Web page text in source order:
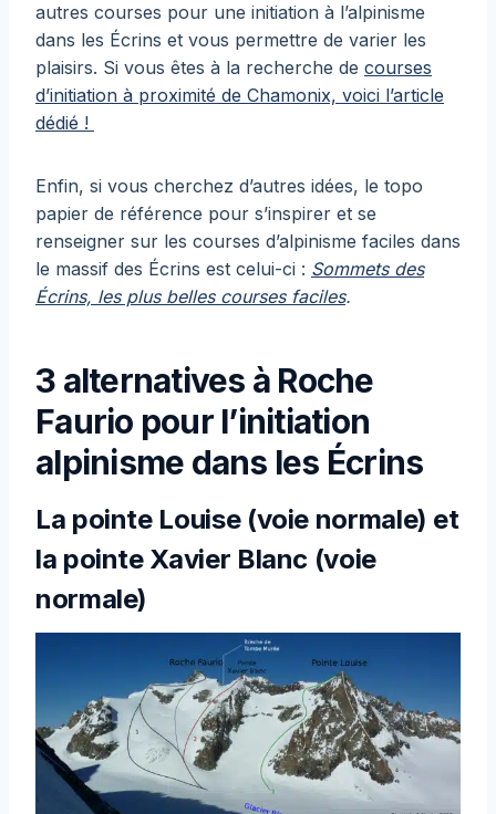
autres courses pour une initiation à l’alpinisme
dans les Écrins et vous permettre de varier les
plaisirs. Si vous êtes à la recherche de courses
d’initiation à proximité de Chamonix, voici l’article
dédié !
Enfin, si vous cherchez d’autres idées, le topo
papier de référence pour s’inspirer et se
renseigner sur les courses d’alpinisme faciles dans
le massif des Écrins est celui-ci : Sommets des
Écrins, les plus belles courses faciles.
3 alternatives à Roche
Faurio pour l’initiation
alpinisme dans les Écrins
La pointe Louise (voie normale) et
la pointe Xavier Blanc (voie
normale)